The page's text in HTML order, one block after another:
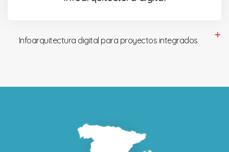
Infoarquitectura digital para proyectos integrados